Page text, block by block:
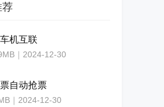
荐
机互联
｜2024-12-30
自动抢票
｜2024-12-30